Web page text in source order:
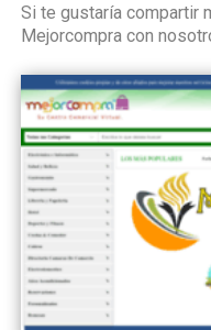
Si te gustaría compartir
Mejorcompra con